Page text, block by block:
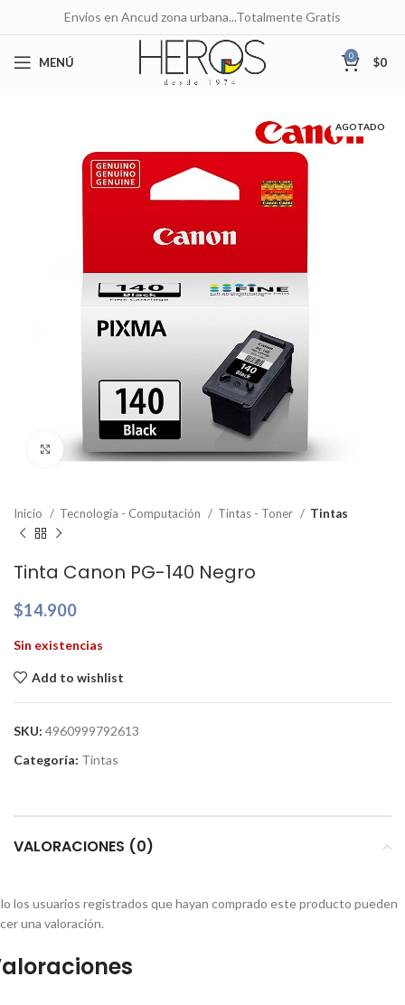
Envíos en Ancud zona urbana...Totalmente Gratis
MENÚ 0 $0
AGOTADO
Clic para ampliar
Inicio Tecnología - Computación Tintas - Toner Tintas
Tinta Canon PG-140 Negro
$14.900
Sin existencias
Add to wishlist
SKU: 4960999792613
Categoría: Tintas
VALORACIONES (0)
los usuarios registrados que hayan comprado este producto pueden
una valoración.